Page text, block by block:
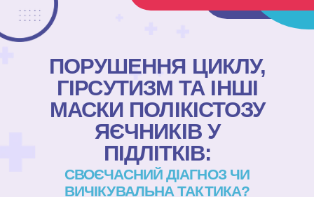
ПОРУШЕННЯ ЦИКЛУ,
ГІРСУТИЗМ ТА ІНШІ
МАСКИ ПОЛІКІСТОЗУ
ЯЄЧНИКІВ У
ПІДЛІТКІВ:
СВОЄЧАСНИЙ ДІАГНОЗ ЧИ
ВИЧІКУВАЛЬНА ТАКТИКА?